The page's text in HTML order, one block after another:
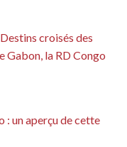
croisés des
Gabon, la RD Congo
: un aperçu de cette